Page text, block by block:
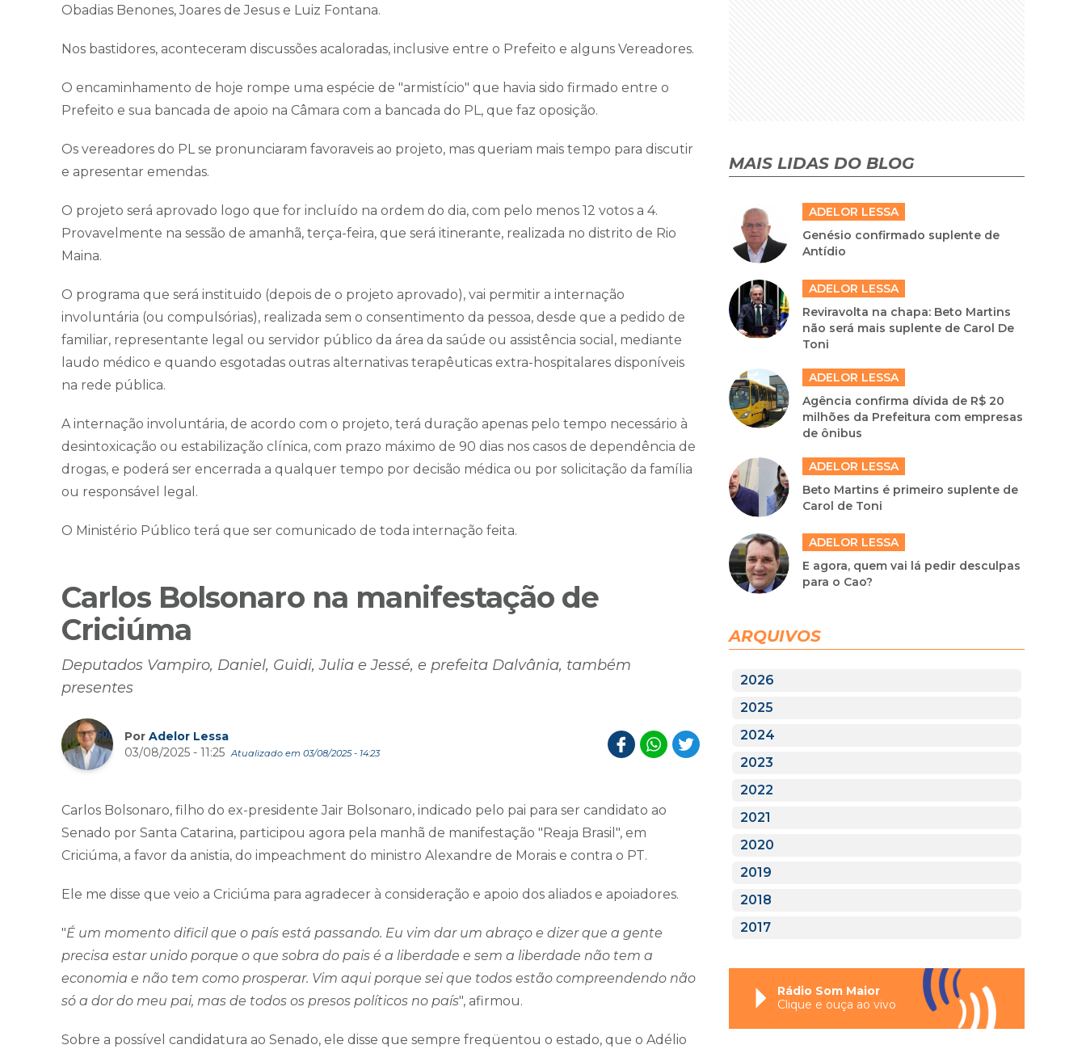
Obadias Benones, Joares de Jesus e Luiz Fontana.
Nos bastidores, aconteceram discussões acaloradas, inclusive entre o Prefeito e alguns Vereadores.
O encaminhamento de hoje rompe uma espécie de "armistício" que havia sido firmado entre o
Prefeito e sua bancada de apoio na Câmara com a bancada do PL, que faz oposição.
Os vereadores do PL se pronunciaram favoraveis ao projeto, mas queriam mais tempo para discutir
e apresentar emendas.
O projeto será aprovado logo que for incluído na ordem do dia, com pelo menos 12 votos a 4.
Provavelmente na sessão de amanhã, terça-feira, que será itinerante, realizada no distrito de Rio
Maina.
O programa que será instituido (depois de o projeto aprovado), vai permitir a internação
involuntária (ou compulsórias), realizada sem o consentimento da pessoa, desde que a pedido de
familiar, representante legal ou servidor público da área da saúde ou assistência social, mediante
laudo médico e quando esgotadas outras alternativas terapêuticas extra-hospitalares disponíveis
na rede pública.
A internação involuntária, de acordo com o projeto, terá duração apenas pelo tempo necessário à
desintoxicação ou estabilização clínica, com prazo máximo de 90 dias nos casos de dependência de
drogas, e poderá ser encerrada a qualquer tempo por decisão médica ou por solicitação da família
ou responsável legal.
O Ministério Público terá que ser comunicado de toda internação feita.
Carlos Bolsonaro na manifestação de
Criciúma
Deputados Vampiro, Daniel, Guidi, Julia e Jessé, e prefeita Dalvânia, também
presentes
Por Adelor Lessa
03/08/2025 - 11:25 Atualizado em 03/08/2025 - 14:23
Carlos Bolsonaro, filho do ex-presidente Jair Bolsonaro, indicado pelo pai para ser candidato ao
Senado por Santa Catarina, participou agora pela manhã de manifestação "Reaja Brasil", em
Criciúma, a favor da anistia, do impeachment do ministro Alexandre de Morais e contra o PT.
Ele me disse que veio a Criciúma para agradecer à consideração e apoio dos aliados e apoiadores.
"É um momento dificil que o país está passando. Eu vim dar um abraço e dizer que a gente
precisa estar unido porque o que sobra do pais é a liberdade e sem a liberdade não tem a
economia e não tem como prosperar. Vim aqui porque sei que todos estão compreendendo não
só a dor do meu pai, mas de todos os presos políticos no país", afirmou.
Sobre a possível candidatura ao Senado, ele disse que sempre freqüentou o estado, que o Adélio
MAIS LIDAS DO BLOG
ADELOR LESSA
Genésio confirmado suplente de
Antídio
ADELOR LESSA
Reviravolta na chapa: Beto Martins
não será mais suplente de Carol De
Toni
ADELOR LESSA
Agência confirma dívida de R$ 20
milhões da Prefeitura com empresas
de ônibus
ADELOR LESSA
Beto Martins é primeiro suplente de
Carol de Toni
ADELOR LESSA
E agora, quem vai lá pedir desculpas
para o Cao?
ARQUIVOS
2026
2025
2024
2023
2022
2021
2020
2019
2018
2017
Rádio Som Maior
Clique e ouça ao vivo